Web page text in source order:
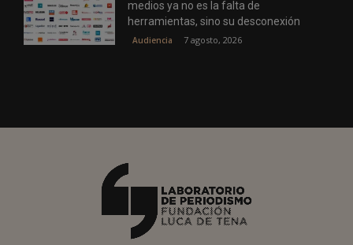
medios ya no es la falta de
herramientas, sino su desconexión
Audiencia 7 agosto, 2026